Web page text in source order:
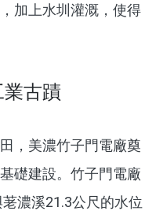
加上水圳灌溉，使得
古蹟
美濃竹子門電廠奠
礎建設。竹子門電廠
濃溪21.3公尺的水位